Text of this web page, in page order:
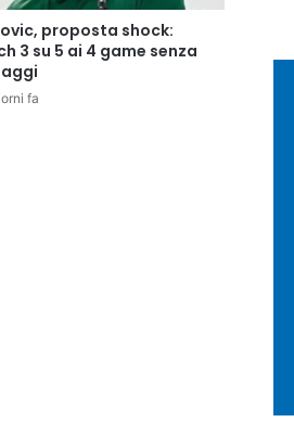
proposta shock:
3 su 5 ai 4 game senza
fa